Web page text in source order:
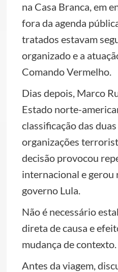
na Casa Branca, em
fora da agenda
tratados estavam
organizado e a
Comando Vermelho.
Dias depois, Marco
Estado norte-
classificação das
organizações
decisão provocou
internacional e gerou
governo Lula.
Não é necessário
direta de causa e
mudança de contexto.
Antes da viagem,